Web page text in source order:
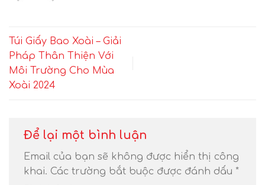
Túi Giấy Bao Xoài – Giải
Pháp Thân Thiện Với
Môi Trường Cho Mùa
Xoài 2024
Để lại một bình luận
Email của bạn sẽ không được hiển thị công
khai. Các trường bắt buộc được đánh dấu *